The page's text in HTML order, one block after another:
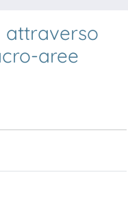
attraverso
aree